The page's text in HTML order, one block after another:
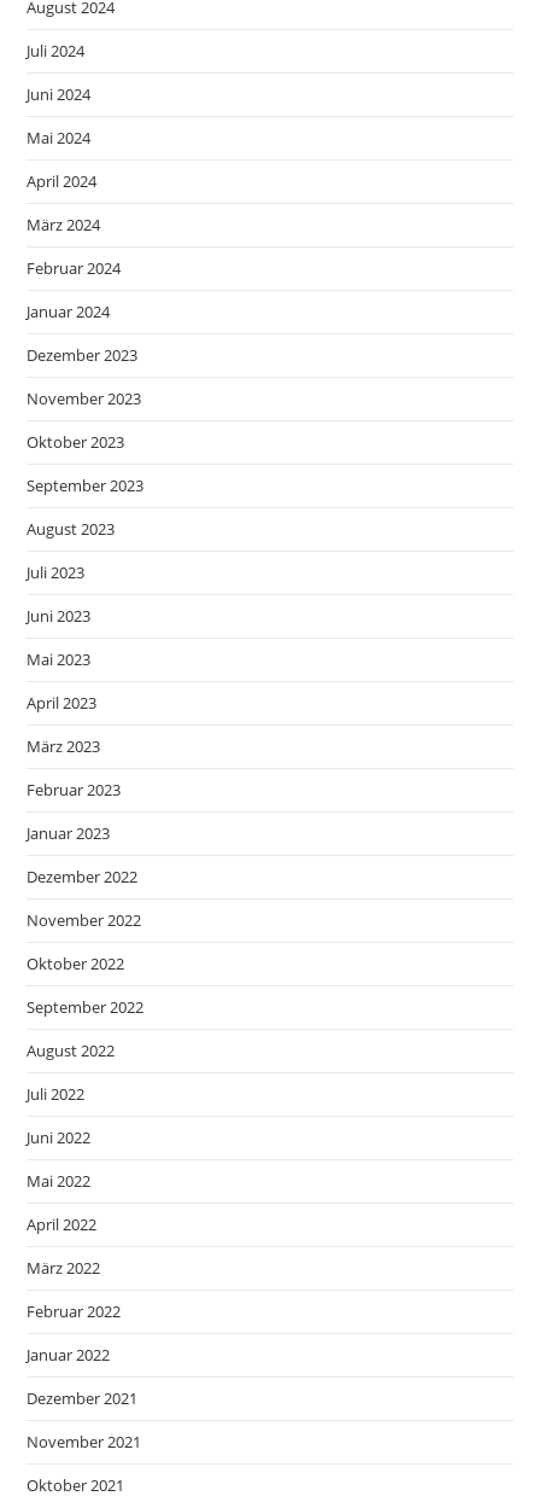
August 2024
Juli 2024
Juni 2024
Mai 2024
April 2024
März 2024
Februar 2024
Januar 2024
Dezember 2023
November 2023
Oktober 2023
September 2023
August 2023
Juli 2023
Juni 2023
Mai 2023
April 2023
März 2023
Februar 2023
Januar 2023
Dezember 2022
November 2022
Oktober 2022
September 2022
August 2022
Juli 2022
Juni 2022
Mai 2022
April 2022
März 2022
Februar 2022
Januar 2022
Dezember 2021
November 2021
Oktober 2021